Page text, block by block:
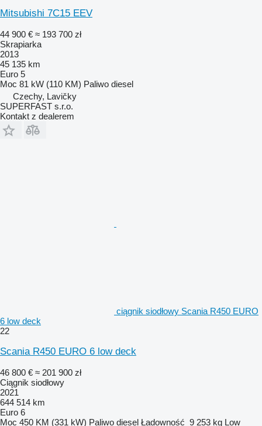
Mitsubishi 7C15 EEV
44 900 € ≈ 193 700 zł
Skrapiarka
2013
45 135 km
Euro 5
Moc 81 kW (110 KM) Paliwo diesel
Czechy, Lavičky
SUPERFAST s.r.o.
Kontakt z dealerem
ciągnik siodłowy Scania R450 EURO
6 low deck
22
Scania R450 EURO 6 low deck
46 800 € ≈ 201 900 zł
Ciągnik siodłowy
2021
644 514 km
Euro 6
Moc 450 KM (331 kW) Paliwo diesel Ładowność 9 253 kg Low